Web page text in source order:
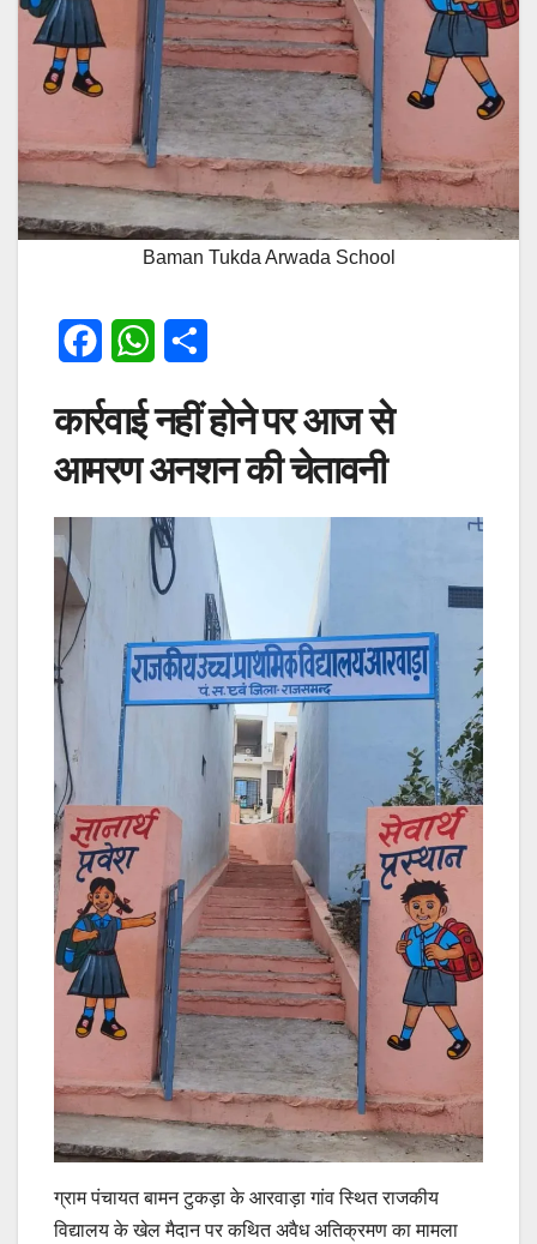
Baman Tukda Arwada School
c
e
b
W
a
t
s
A
p
p
a
r
e
कार्रवाई नहीं होने पर आज से
आमरण अनशन की चेतावनी
ग्राम पंचायत बामन टुकड़ा के आरवाड़ा गांव स्थित राजकीय
विद्यालय के खेल मैदान पर कथित अवैध अतिक्रमण का मामला